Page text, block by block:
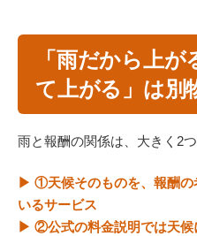
「雨だから上
て上がる」は別
雨と報酬の関係は、大きく2
▶ ①天候そのものを、報酬の
いるサービス
▶ ②公式の料金説明では天候